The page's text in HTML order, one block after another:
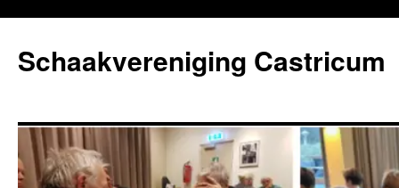
de
inhoud
Schaakvereniging Castricum